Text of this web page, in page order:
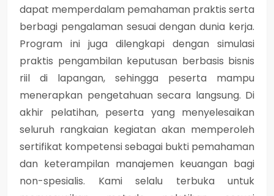
dapat memperdalam pemahaman praktis serta
berbagi pengalaman sesuai dengan dunia kerja.
Program ini juga dilengkapi dengan simulasi
praktis pengambilan keputusan berbasis bisnis
riil di lapangan, sehingga peserta mampu
menerapkan pengetahuan secara langsung. Di
akhir pelatihan, peserta yang menyelesaikan
seluruh rangkaian kegiatan akan memperoleh
sertifikat kompetensi sebagai bukti pemahaman
dan keterampilan manajemen keuangan bagi
non-spesialis. Kami selalu terbuka untuk